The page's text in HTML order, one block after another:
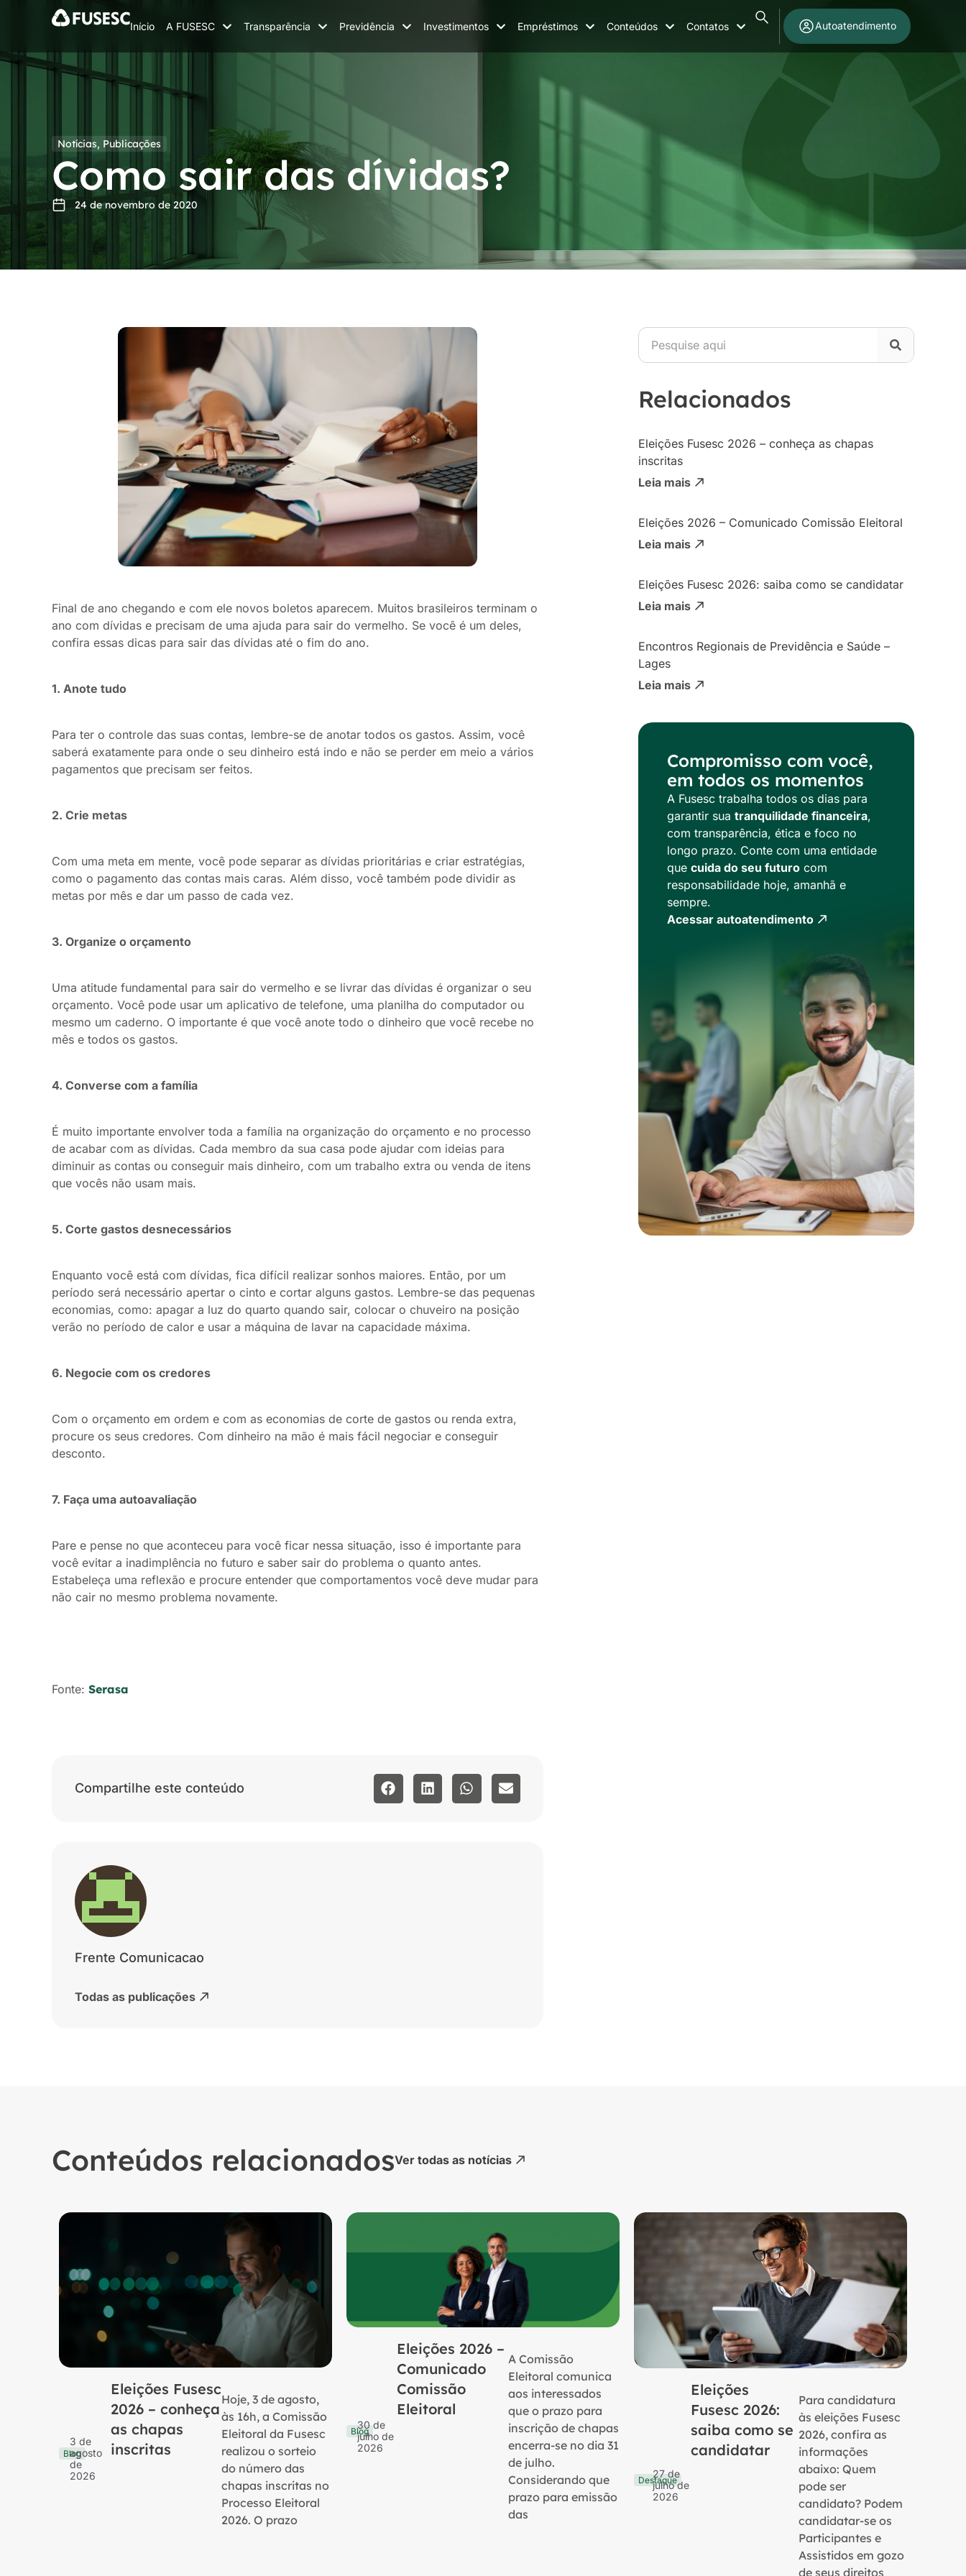
Início A FUSESC Transparência Previdência Investimentos Empréstimos Conteúdos Contatos Autoatendimento
Notícias, Publicações
Como sair das dívidas?
24 de novembro de 2020
Final de ano chegando e com ele novos boletos aparecem. Muitos brasileiros terminam o
ano com dívidas e precisam de uma ajuda para sair do vermelho. Se você é um deles,
confira essas dicas para sair das dívidas até o fim do ano.
1. Anote tudo
Para ter o controle das suas contas, lembre-se de anotar todos os gastos. Assim, você
saberá exatamente para onde o seu dinheiro está indo e não se perder em meio a vários
pagamentos que precisam ser feitos.
2. Crie metas
Com uma meta em mente, você pode separar as dívidas prioritárias e criar estratégias,
como o pagamento das contas mais caras. Além disso, você também pode dividir as
metas por mês e dar um passo de cada vez.
3. Organize o orçamento
Uma atitude fundamental para sair do vermelho e se livrar das dívidas é organizar o seu
orçamento. Você pode usar um aplicativo de telefone, uma planilha do computador ou
mesmo um caderno. O importante é que você anote todo o dinheiro que você recebe no
mês e todos os gastos.
4. Converse com a família
É muito importante envolver toda a família na organização do orçamento e no processo
de acabar com as dívidas. Cada membro da sua casa pode ajudar com ideias para
diminuir as contas ou conseguir mais dinheiro, com um trabalho extra ou venda de itens
que vocês não usam mais.
5. Corte gastos desnecessários
Enquanto você está com dívidas, fica difícil realizar sonhos maiores. Então, por um
período será necessário apertar o cinto e cortar alguns gastos. Lembre-se das pequenas
economias, como: apagar a luz do quarto quando sair, colocar o chuveiro na posição
verão no período de calor e usar a máquina de lavar na capacidade máxima.
6. Negocie com os credores
Com o orçamento em ordem e com as economias de corte de gastos ou renda extra,
procure os seus credores. Com dinheiro na mão é mais fácil negociar e conseguir
desconto.
7. Faça uma autoavaliação
Pare e pense no que aconteceu para você ficar nessa situação, isso é importante para
você evitar a inadimplência no futuro e saber sair do problema o quanto antes.
Estabeleça uma reflexão e procure entender que comportamentos você deve mudar para
não cair no mesmo problema novamente.
Fonte: Serasa
Compartilhe este conteúdo
Frente Comunicacao
Todas as publicações
Relacionados
Eleições Fusesc 2026 – conheça as chapas
inscritas
Leia mais
Eleições 2026 – Comunicado Comissão Eleitoral
Leia mais
Eleições Fusesc 2026: saiba como se candidatar
Leia mais
Encontros Regionais de Previdência e Saúde –
Lages
Leia mais
Compromisso com você,
em todos os momentos
A Fusesc trabalha todos os dias para
garantir sua tranquilidade financeira,
com transparência, ética e foco no
longo prazo. Conte com uma entidade
que cuida do seu futuro com
responsabilidade hoje, amanhã e
sempre.
Acessar autoatendimento
Conteúdos relacionadosVer todas as notícias
Blog
3 de
agosto
de
2026
Eleições Fusesc
2026 – conheça
as chapas
inscritas
Hoje, 3 de agosto,
às 16h, a Comissão
Eleitoral da Fusesc
realizou o sorteio
do número das
chapas inscritas no
Processo Eleitoral
2026. O prazo
Blog
30 de
julho de
2026
Eleições 2026 –
Comunicado
Comissão
Eleitoral
A Comissão
Eleitoral comunica
aos interessados
que o prazo para
inscrição de chapas
encerra-se no dia 31
de julho.
Considerando que
prazo para emissão
das
Destaque
27 de
julho de
2026
Eleições
Fusesc 2026:
saiba como se
candidatar
Para candidatura
às eleições Fusesc
2026, confira as
informações
abaixo: Quem
pode ser
candidato? Podem
candidatar-se os
Participantes e
Assistidos em gozo
de seus direitos